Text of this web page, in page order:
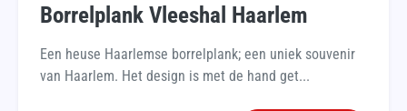
Borrelplank Vleeshal Haarlem
Een heuse Haarlemse borrelplank; een uniek souvenir
van Haarlem. Het design is met de hand get...